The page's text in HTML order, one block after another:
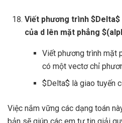
Viết phương trình
của d lên mặt phẳng
Viết phương trình mặt
có một vectơ chỉ
$Delta$ là giao tuyến
Việc nắm vững các dạng toán